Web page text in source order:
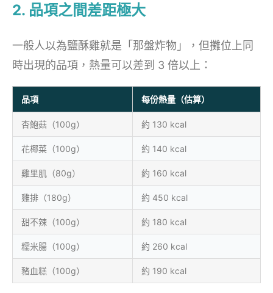
2. 品項之間差距極大
一般人以為鹽酥雞就是「那盤炸物」，但攤位上同
時出現的品項，熱量可以差到 3 倍以上：
品項 每份熱量（估算）
杏鮑菇（100g） 約 130 kcal
花椰菜（100g） 約 140 kcal
雞里肌（80g） 約 160 kcal
雞排（180g） 約 450 kcal
甜不辣（100g） 約 180 kcal
糯米腸（100g） 約 260 kcal
豬血糕（100g） 約 190 kcal